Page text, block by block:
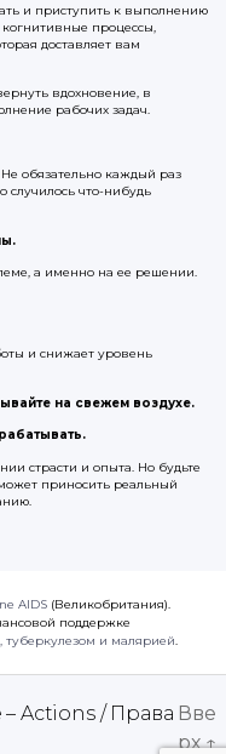
и приступить к выполнению
когнитивные процессы,
доставляет вам
вдохновение, в
рабочих задач.
обязательно каждый раз
случилось что-нибудь
а именно на ее решении.
и снижает уровень
на свежем воздухе.
страсти и опыта. Но будьте
приносить реальный
AIDS (Великобритания).
поддержке
туберкулезом и малярией.
– Actions / Права Вве
рх↑